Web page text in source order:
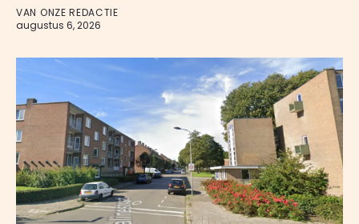
VAN ONZE REDACTIE
augustus 6, 2026